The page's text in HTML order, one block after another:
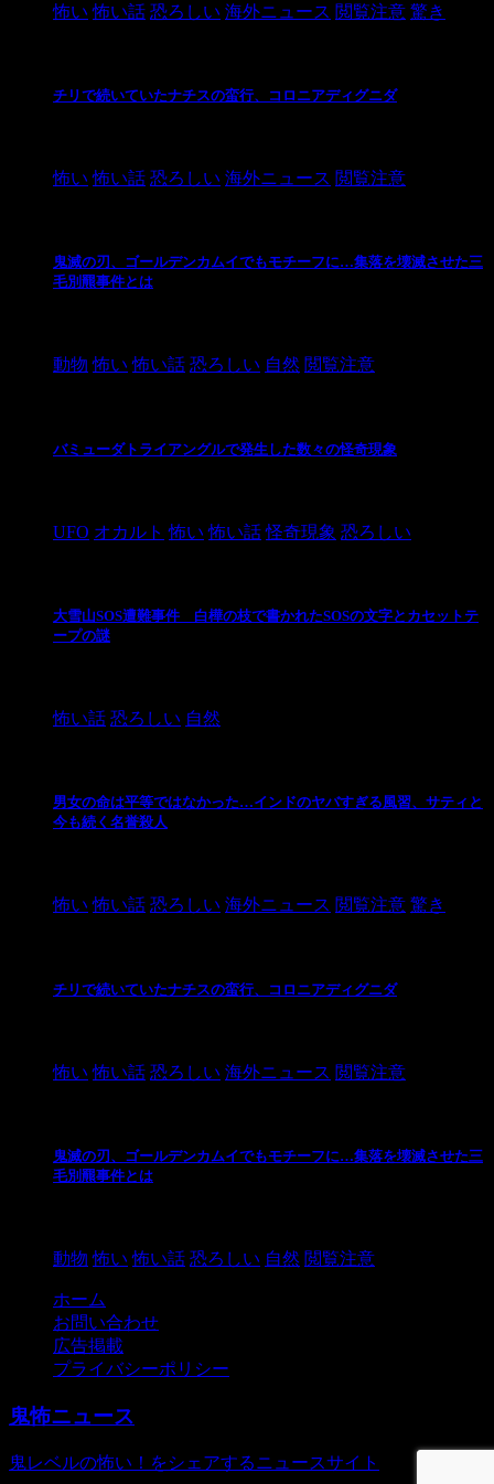
怖い 怖い話 恐ろしい 海外ニュース 閲覧注意 驚き
チリで続いていたナチスの蛮行、コロニアディグニダ
怖い 怖い話 恐ろしい 海外ニュース 閲覧注意
鬼滅の刃、ゴールデンカムイでもモチーフに…集落を壊滅させた三
毛別羆事件とは
動物 怖い 怖い話 恐ろしい 自然 閲覧注意
バミューダトライアングルで発生した数々の怪奇現象
UFO オカルト 怖い 怖い話 怪奇現象 恐ろしい
大雪山SOS遭難事件 白樺の枝で書かれたSOSの文字とカセットテ
ープの謎
怖い話 恐ろしい 自然
男女の命は平等ではなかった…インドのヤバすぎる風習、サティと
今も続く名誉殺人
怖い 怖い話 恐ろしい 海外ニュース 閲覧注意 驚き
チリで続いていたナチスの蛮行、コロニアディグニダ
怖い 怖い話 恐ろしい 海外ニュース 閲覧注意
鬼滅の刃、ゴールデンカムイでもモチーフに…集落を壊滅させた三
毛別羆事件とは
動物 怖い 怖い話 恐ろしい 自然 閲覧注意
ホーム
お問い合わせ
広告掲載
プライバシーポリシー
鬼怖ニュース
鬼レベルの怖い！をシェアするニュースサイト